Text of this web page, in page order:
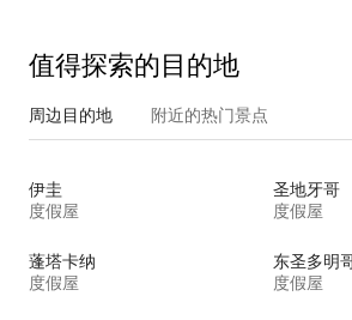
值得探索的目的地
周边目的地 附近的热门景点
伊圭
度假屋
圣地牙哥
度假屋
蓬塔卡纳
度假屋
东圣多明
度假屋